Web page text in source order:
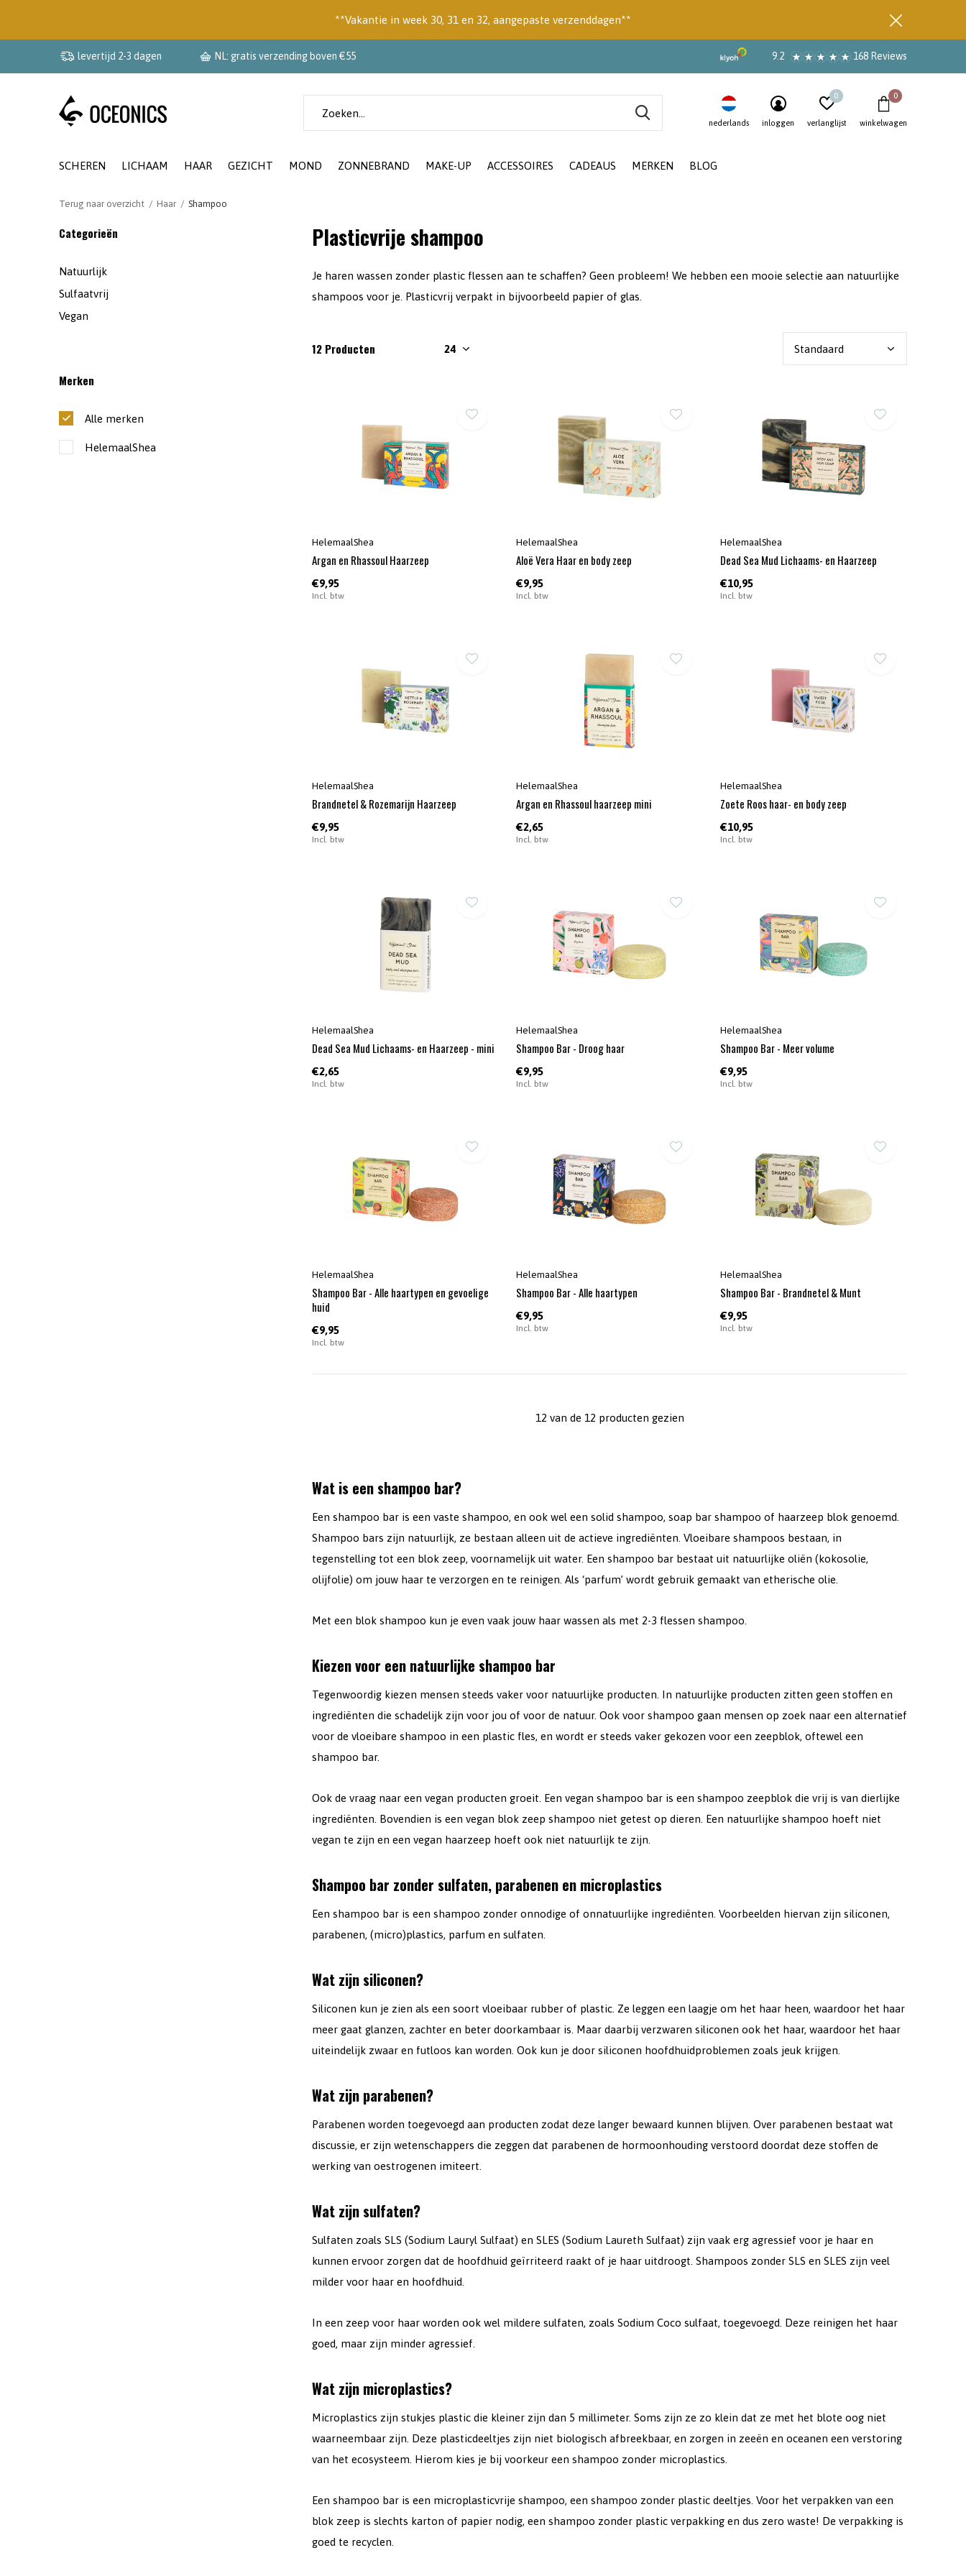
SCHEREN LICHAAM HAAR GEZICHT MOND ZONNEBRAND MAKE-UP ACCESSOIRES CADEAUS MERKEN BLOG
nederlands inloggen verlanglijst
0
winkelwagen
0
levertijd 2-3 dagen NL: gratis verzending boven €55 9.2 168 Reviews
**Vakantie in week 30, 31 en 32, aangepaste verzenddagen**
Terug naar overzicht Haar Shampoo
Plasticvrije shampoo
Je haren wassen zonder plastic flessen aan te schaffen? Geen probleem! We hebben een mooie selectie aan natuurlijke
shampoos voor je. Plasticvrij verpakt in bijvoorbeeld papier of glas.
12 Producten
HelemaalShea
Argan en Rhassoul Haarzeep
€9,95
Incl. btw
HelemaalShea
Aloë Vera Haar en body zeep
€9,95
Incl. btw
HelemaalShea
Dead Sea Mud Lichaams- en Haarzeep
€10,95
Incl. btw
HelemaalShea
Brandnetel & Rozemarijn Haarzeep
€9,95
Incl. btw
HelemaalShea
Argan en Rhassoul haarzeep mini
€2,65
Incl. btw
HelemaalShea
Zoete Roos haar- en body zeep
€10,95
Incl. btw
HelemaalShea
Dead Sea Mud Lichaams- en Haarzeep - mini
€2,65
Incl. btw
HelemaalShea
Shampoo Bar - Droog haar
€9,95
Incl. btw
HelemaalShea
Shampoo Bar - Meer volume
€9,95
Incl. btw
HelemaalShea
Shampoo Bar - Alle haartypen en gevoelige
huid
€9,95
Incl. btw
HelemaalShea
Shampoo Bar - Alle haartypen
€9,95
Incl. btw
HelemaalShea
Shampoo Bar - Brandnetel & Munt
€9,95
Incl. btw
12 van de 12 producten gezien
Wat is een shampoo bar?
Een shampoo bar is een vaste shampoo, en ook wel een solid shampoo, soap bar shampoo of haarzeep blok genoemd.
Shampoo bars zijn natuurlijk, ze bestaan alleen uit de actieve ingrediënten. Vloeibare shampoos bestaan, in
tegenstelling tot een blok zeep, voornamelijk uit water. Een shampoo bar bestaat uit natuurlijke oliën (kokosolie,
olijfolie) om jouw haar te verzorgen en te reinigen. Als ‘parfum’ wordt gebruik gemaakt van etherische olie.
Met een blok shampoo kun je even vaak jouw haar wassen als met 2-3 flessen shampoo.
Kiezen voor een natuurlijke shampoo bar
Tegenwoordig kiezen mensen steeds vaker voor natuurlijke producten. In natuurlijke producten zitten geen stoffen en
ingrediënten die schadelijk zijn voor jou of voor de natuur. Ook voor shampoo gaan mensen op zoek naar een alternatief
voor de vloeibare shampoo in een plastic fles, en wordt er steeds vaker gekozen voor een zeepblok, oftewel een
shampoo bar.
Ook de vraag naar een vegan producten groeit. Een vegan shampoo bar is een shampoo zeepblok die vrij is van dierlijke
ingrediënten. Bovendien is een vegan blok zeep shampoo niet getest op dieren. Een natuurlijke shampoo hoeft niet
vegan te zijn en een vegan haarzeep hoeft ook niet natuurlijk te zijn.
Shampoo bar zonder sulfaten, parabenen en microplastics
Een shampoo bar is een shampoo zonder onnodige of onnatuurlijke ingrediënten. Voorbeelden hiervan zijn siliconen,
parabenen, (micro)plastics, parfum en sulfaten.
Wat zijn siliconen?
Siliconen kun je zien als een soort vloeibaar rubber of plastic. Ze leggen een laagje om het haar heen, waardoor het haar
meer gaat glanzen, zachter en beter doorkambaar is. Maar daarbij verzwaren siliconen ook het haar, waardoor het haar
uiteindelijk zwaar en futloos kan worden. Ook kun je door siliconen hoofdhuidproblemen zoals jeuk krijgen.
Wat zijn parabenen?
Parabenen worden toegevoegd aan producten zodat deze langer bewaard kunnen blijven. Over parabenen bestaat wat
discussie, er zijn wetenschappers die zeggen dat parabenen de hormoonhouding verstoord doordat deze stoffen de
werking van oestrogenen imiteert.
Wat zijn sulfaten?
Sulfaten zoals SLS (Sodium Lauryl Sulfaat) en SLES (Sodium Laureth Sulfaat) zijn vaak erg agressief voor je haar en
kunnen ervoor zorgen dat de hoofdhuid geïrriteerd raakt of je haar uitdroogt. Shampoos zonder SLS en SLES zijn veel
milder voor haar en hoofdhuid.
In een zeep voor haar worden ook wel mildere sulfaten, zoals Sodium Coco sulfaat, toegevoegd. Deze reinigen het haar
goed, maar zijn minder agressief.
Wat zijn microplastics?
Microplastics zijn stukjes plastic die kleiner zijn dan 5 millimeter. Soms zijn ze zo klein dat ze met het blote oog niet
waarneembaar zijn. Deze plasticdeeltjes zijn niet biologisch afbreekbaar, en zorgen in zeeën en oceanen een verstoring
van het ecosysteem. Hierom kies je bij voorkeur een shampoo zonder microplastics.
Een shampoo bar is een microplasticvrije shampoo, een shampoo zonder plastic deeltjes. Voor het verpakken van een
blok zeep is slechts karton of papier nodig, een shampoo zonder plastic verpakking en dus zero waste! De verpakking is
goed te recyclen.
Categorieën
Natuurlijk
Sulfaatvrij
Vegan
Merken
Alle merken
HelemaalShea